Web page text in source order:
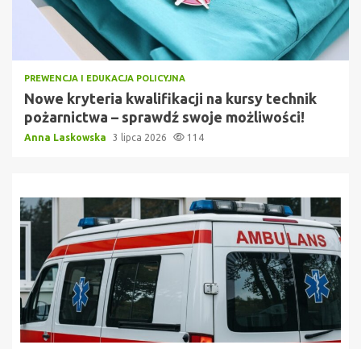
PREWENCJA I EDUKACJA POLICYJNA
Nowe kryteria kwalifikacji na kursy technik
pożarnictwa – sprawdź swoje możliwości!
Anna Laskowska 3 lipca 2026 114